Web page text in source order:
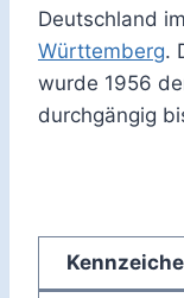
Deutschland
Württemberg.
wurde 1956
durchgängig